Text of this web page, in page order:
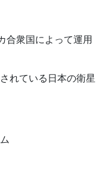
合衆国によって運用
れている日本の衛星